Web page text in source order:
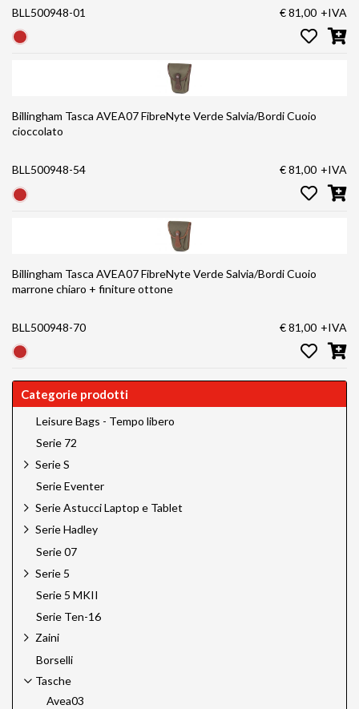
BLL500948-01 € 81,00 +IVA
Billingham Tasca AVEA07 FibreNyte Verde Salvia/Bordi Cuoio
cioccolato
BLL500948-54 € 81,00 +IVA
Billingham Tasca AVEA07 FibreNyte Verde Salvia/Bordi Cuoio
marrone chiaro + finiture ottone
BLL500948-70 € 81,00 +IVA
Categorie prodotti
Leisure Bags - Tempo libero
Serie 72
Serie S
Serie Eventer
Serie Astucci Laptop e Tablet
Serie Hadley
Serie 07
Serie 5
Serie 5 MKII
Serie Ten-16
Zaini
Borselli
Tasche
Avea03